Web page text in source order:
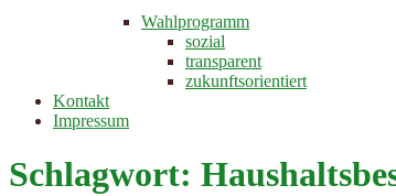
Wahlprogramm
sozial
transparent
zukunftsorientiert
Kontakt
Impressum
Schlagwort: